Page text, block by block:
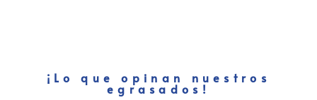
¡Lo que opinan nuestros
egrasados!